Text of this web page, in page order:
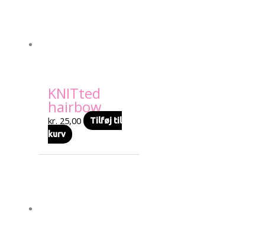
KNITted
hairbow
kr. 25,00
Tilføj til
kurv